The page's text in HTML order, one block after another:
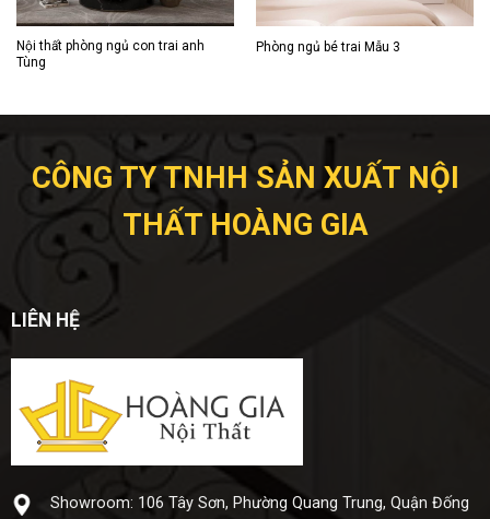
Nội thất phòng ngủ con trai anh
Tùng
Phòng ngủ bé trai Mẫu 3
CÔNG TY TNHH SẢN XUẤT NỘI
THẤT HOÀNG GIA
LIÊN HỆ
Showroom: 106 Tây Sơn, Phường Quang Trung, Quận Đống